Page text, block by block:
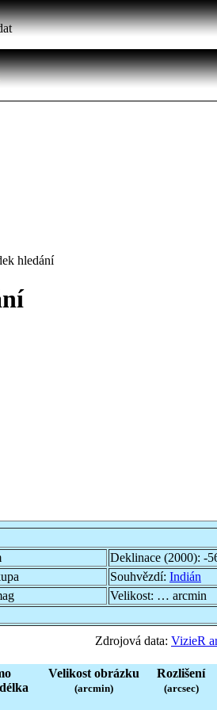
hledání
Deklinace (2000): -
Souhvězdí: Indián
Velikost: … arcmin
Zdrojová data: VizieR
Velikost obrázku
(arcmin)
Rozlišení
(arcsec)